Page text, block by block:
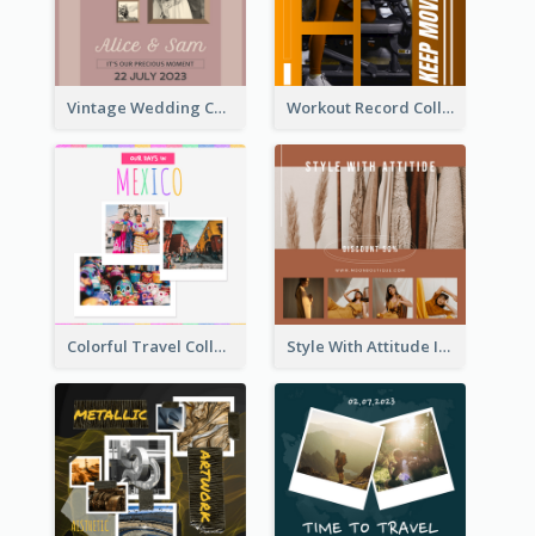
Vintage Wedding Collage Instagram Post Workout Record Collage Instagram Post
Colorful Travel Collage Instagram Post Style With Attitude Instagram Post